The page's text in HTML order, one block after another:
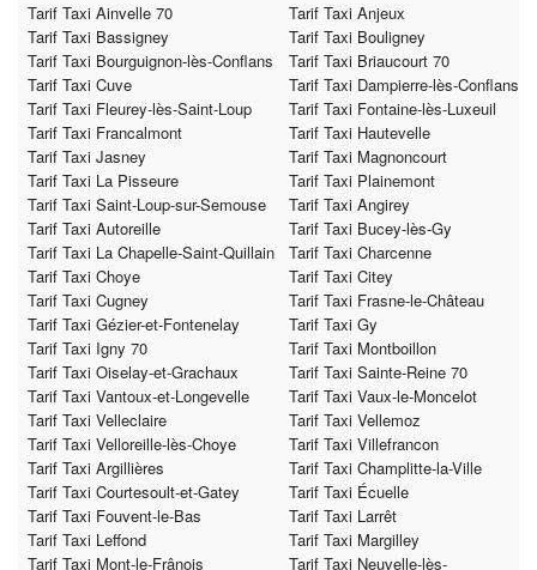
Tarif Taxi Ainvelle 70
Tarif Taxi Anjeux
Tarif Taxi Bassigney
Tarif Taxi Bouligney
Tarif Taxi Bourguignon-lès-Conflans
Tarif Taxi Briaucourt 70
Tarif Taxi Cuve
Tarif Taxi Dampierre-lès-Conflans
Tarif Taxi Fleurey-lès-Saint-Loup
Tarif Taxi Fontaine-lès-Luxeuil
Tarif Taxi Francalmont
Tarif Taxi Hautevelle
Tarif Taxi Jasney
Tarif Taxi Magnoncourt
Tarif Taxi La Pisseure
Tarif Taxi Plainemont
Tarif Taxi Saint-Loup-sur-Semouse
Tarif Taxi Angirey
Tarif Taxi Autoreille
Tarif Taxi Bucey-lès-Gy
Tarif Taxi La Chapelle-Saint-Quillain
Tarif Taxi Charcenne
Tarif Taxi Choye
Tarif Taxi Citey
Tarif Taxi Cugney
Tarif Taxi Frasne-le-Château
Tarif Taxi Gézier-et-Fontenelay
Tarif Taxi Gy
Tarif Taxi Igny 70
Tarif Taxi Montboillon
Tarif Taxi Oiselay-et-Grachaux
Tarif Taxi Sainte-Reine 70
Tarif Taxi Vantoux-et-Longevelle
Tarif Taxi Vaux-le-Moncelot
Tarif Taxi Velleclaire
Tarif Taxi Vellemoz
Tarif Taxi Velloreille-lès-Choye
Tarif Taxi Villefrancon
Tarif Taxi Argillières
Tarif Taxi Champlitte-la-Ville
Tarif Taxi Courtesoult-et-Gatey
Tarif Taxi Écuelle
Tarif Taxi Fouvent-le-Bas
Tarif Taxi Larrêt
Tarif Taxi Leffond
Tarif Taxi Margilley
Tarif Taxi Mont-le-Frânois
Tarif Taxi Neuvelle-lès-